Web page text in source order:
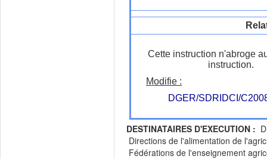
Cette instruction n'abroge
instruction.
Modifie :
DGER/SDRIDCI/
DESTINATAIRES D'EXECUTION :
Directions de l'alimentation de
Fédérations de l'enseignement